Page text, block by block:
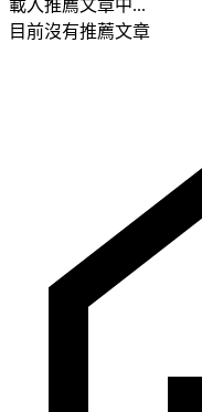
載入推薦文章中...
目前沒有推薦文章